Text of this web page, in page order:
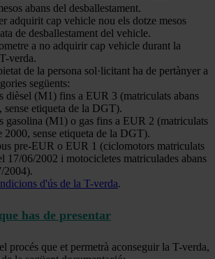
abans del desballestament.
adquirit cap vehicle nou els dotze mesos
de desballestament del vehicle.
a no adquirir cap vehicle durant la
verda.
de la persona sol·licitant ha de pertànyer a
següents:
dièsel (M1) fins a EUR 3 (matriculats abans
sense etiqueta de la DGT).
gasolina (M1) o gas fins a EUR 2 (matriculats
2000, sense etiqueta de la DGT).
pre-EUR o EUR 1 (ciclomotors matriculats
17/06/2002 i motocicletes matriculades abans
2004).
d'ús de la T-verda.
has de presentar
procés que et permetrà aconseguir la T-verda,